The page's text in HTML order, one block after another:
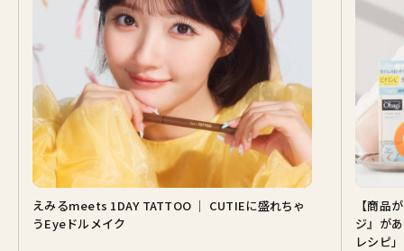
えみるmeets 1DAY TATTOO ｜ CUTIEに盛れちゃ
うEyeドルメイク
【商品
ジ』が
レシピ」